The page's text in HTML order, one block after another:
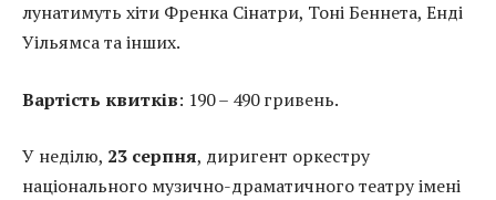
лунатимуть хіти Френка Сінатри, Тоні Беннета, Енді
Уільямса та інших.
Вартість квитків: 190 – 490 гривень.
У неділю, 23 серпня, диригент оркестру
національного музично-драматичного театру імені